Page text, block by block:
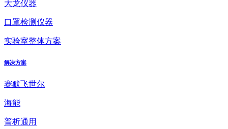
大龙仪器
口罩检测仪器
实验室整体方案
解决方案
赛默飞世尔
海能
普析通用